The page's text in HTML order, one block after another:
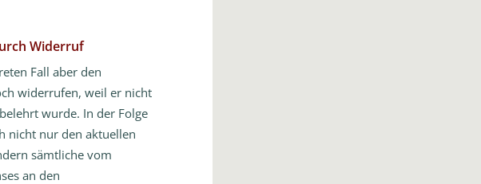
Widerruf
Fall aber den
widerrufen, weil er nicht
wurde. In der Folge
nicht nur den aktuellen
sämtliche vom
an den